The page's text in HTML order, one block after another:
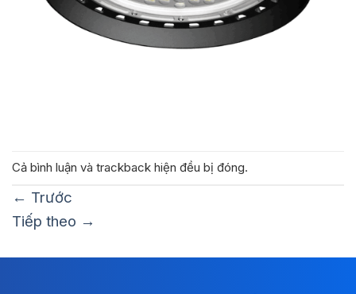
Cả bình luận và trackback hiện đều bị đóng.
← Trước
Tiếp theo →